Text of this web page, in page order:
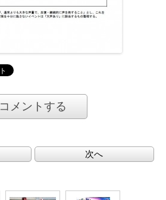
コメントする
次へ